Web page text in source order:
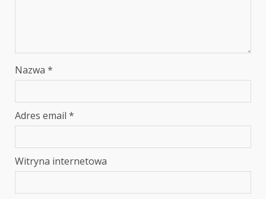
Nazwa *
Adres email *
Witryna internetowa